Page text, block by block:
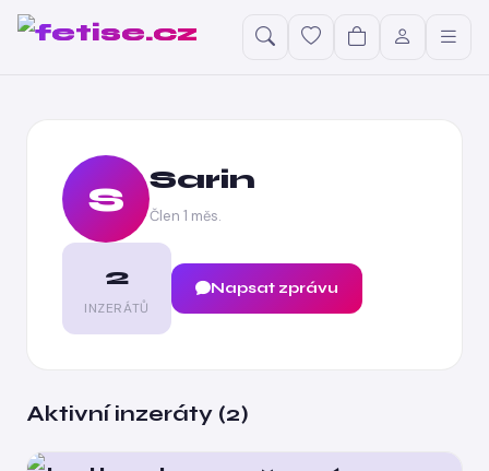
S Sarin
Člen 1 měs.
2
INZERÁTŮ
Napsat zprávu
Aktivní inzeráty (2)